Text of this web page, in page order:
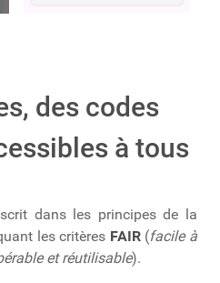
des codes
à tous
dans les principes de la
les critères FAIR(facile à
et réutilisable).